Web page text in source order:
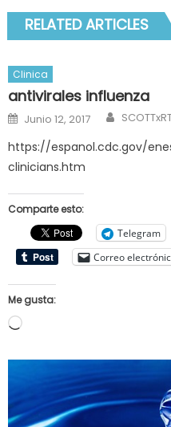
RELATED ARTICLES
Clinica
antivirales influenza
Posted
on
Junio 12, 2017 Author
https://espanol.cdc.gov/
clinicians.htm
Comparte esto:
Telegram
Correo
Me gusta:
Cargando...